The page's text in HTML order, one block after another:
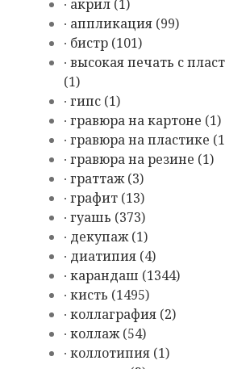
∙ акрил (1)
∙ аппликация (99)
∙ бистр (101)
∙ высокая печать с
(1)
∙ гипс (1)
∙ гравюра на картоне (1)
∙ гравюра на пластике
∙ гравюра на резине (1)
∙ граттаж (3)
∙ графит (13)
∙ гуашь (373)
∙ декупаж (1)
∙ диатипия (4)
∙ карандаш (1344)
∙ кисть (1495)
∙ коллаграфия (2)
∙ коллаж (54)
∙ коллотипия (1)